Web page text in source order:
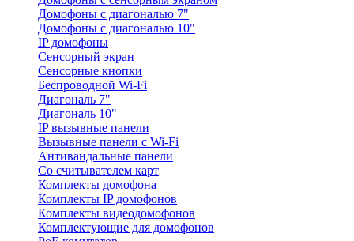
Домофоны с диагональю 7"
Домофоны с диагональю 10"
IP домофоны
Сенсорный экран
Сенсорные кнопки
Беспроводной Wi-Fi
Диагональ 7"
Диагональ 10"
IP вызывные панели
Вызывные панели с Wi-Fi
Антивандальные панели
Со считывателем карт
Комплекты домофона
Комплекты IP домофонов
Комплекты видеодомофонов
Комплектующие для домофонов